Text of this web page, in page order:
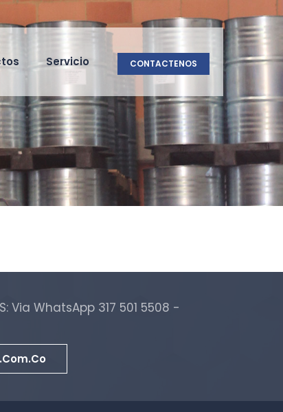
CONTACTENOS
Servicio
Data Management
Via WhatsApp 317 501 5508 -